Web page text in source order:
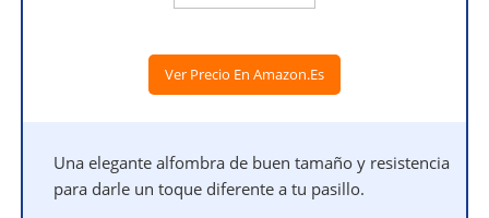
Ver Precio En Amazon.es
Una elegante alfombra de buen tamaño y resistencia
para darle un toque diferente a tu pasillo.